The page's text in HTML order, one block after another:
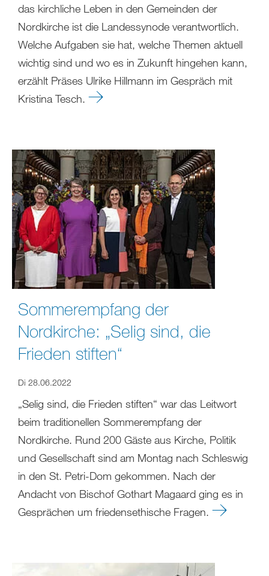
das kirchliche Leben in den Gemeinden der
Nordkirche ist die Landessynode verantwortlich.
Welche Aufgaben sie hat, welche Themen aktuell
wichtig sind und wo es in Zukunft hingehen kann,
erzählt Präses Ulrike Hillmann im Gespräch mit
Kristina Tesch.
Sommerempfang der
Nordkirche: „Selig sind, die
Frieden stiften“
Di 28.06.2022
„Selig sind, die Frieden stiften“ war das Leitwort
beim traditionellen Sommerempfang der
Nordkirche. Rund 200 Gäste aus Kirche, Politik
und Gesellschaft sind am Montag nach Schleswig
in den St. Petri-Dom gekommen. Nach der
Andacht von Bischof Gothart Magaard ging es in
Gesprächen um friedensethische Fragen.